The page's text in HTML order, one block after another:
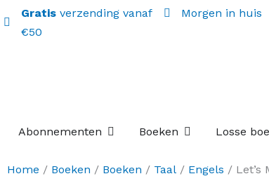
Gratis verzending vanaf
€50
Morgen in huis
Abonnementen Open Abonnementen
Boeken Open Boeken
Losse
Home / Boeken / Boeken / Taal / Engels / Let’s